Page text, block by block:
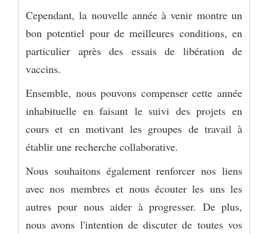
Cependant, la nouvelle année à venir montre un
bon potentiel pour de meilleures conditions, en
particulier après des essais de libération de
vaccins.
Ensemble, nous pouvons compenser cette année
inhabituelle en faisant le suivi des projets en
cours et en motivant les groupes de travail à
établir une recherche collaborative.
Nous souhaitons également renforcer nos liens
avec nos membres et nous écouter les uns les
autres pour nous aider à progresser. De plus,
nous avons l'intention de discuter de toutes vos